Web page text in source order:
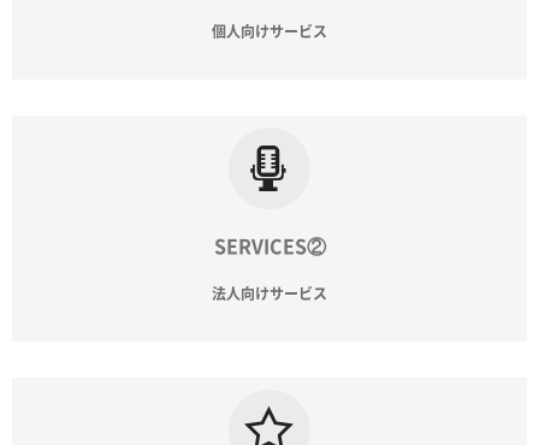
個人向けサービス
SERVICES②
法人向けサービス